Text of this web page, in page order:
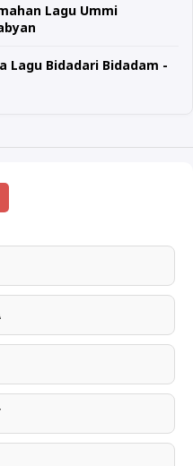
Lagu Ummi
Lagu Bidadari Bidadam -